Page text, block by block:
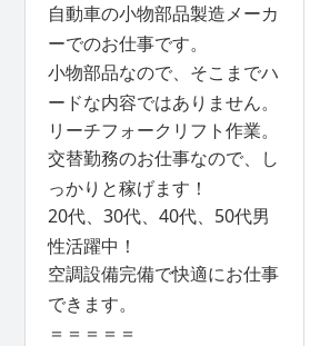
自動車の小物部品製造メーカ
ーでのお仕事です。
小物部品なので、そこまでハ
ードな内容ではありません。
リーチフォークリフト作業。
交替勤務のお仕事なので、し
っかりと稼げます！
20代、30代、40代、50代男
性活躍中！
空調設備完備で快適にお仕事
できます。
＝＝＝＝＝